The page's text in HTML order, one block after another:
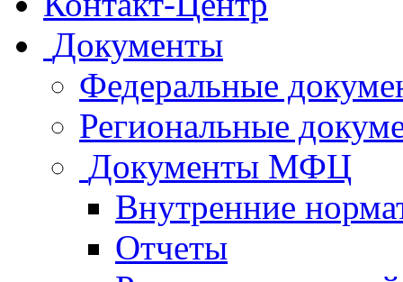
Документы
Федеральные
Региональные
Документы МФЦ
Внутренние
Отчеты